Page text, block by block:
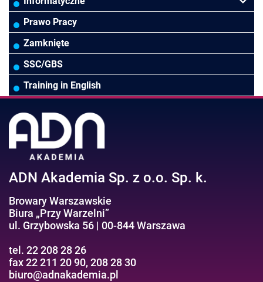
Rady Nadzorcze/Zarząd
Biura rachunkowe
TSL
Ubezpieczenia
Wodociągi/Kanalizacja
Pozostałe branże
Prawo
Podatki
Pozostałe
Zarządzanie projektami/Procesami
HR/Zarządzanie Kapitałem Ludzkim
Prawo pracy
Asystentka/Sekretarka
Efektywność osobista//Wellbeing
MS Excel/Makra/VBA
Online Power BI/Power Query/Dashboardy
MS 365/SharePoint/Bazy danych
MS Project/Word/PowerPoint
Prawo Pracy
Zamknięte
SSC/GBS
Training in English
ADN Akademia Sp. z o.o. Sp. k.
Browary Warszawskie
Biura „Przy Warzelni”
ul. Grzybowska 56 | 00-844 Warszawa
tel. 22 208 28 26
fax 22 211 20 90, 208 28 30
biuro@adnakademia.pl